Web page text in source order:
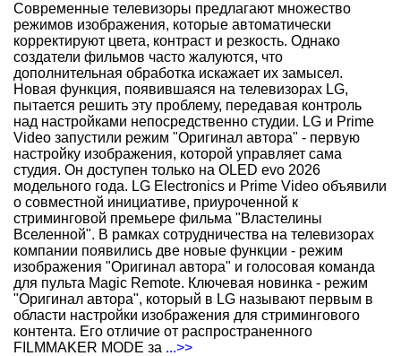
Современные телевизоры предлагают множество
режимов изображения, которые автоматически
корректируют цвета, контраст и резкость. Однако
создатели фильмов часто жалуются, что
дополнительная обработка искажает их замысел.
Новая функция, появившаяся на телевизорах LG,
пытается решить эту проблему, передавая контроль
над настройками непосредственно студии. LG и Prime
Video запустили режим "Оригинал автора" - первую
настройку изображения, которой управляет сама
студия. Он доступен только на OLED evo 2026
модельного года. LG Electronics и Prime Video объявили
о совместной инициативе, приуроченной к
стриминговой премьере фильма "Властелины
Вселенной". В рамках сотрудничества на телевизорах
компании появились две новые функции - режим
изображения "Оригинал автора" и голосовая команда
для пульта Magic Remote. Ключевая новинка - режим
"Оригинал автора", который в LG называют первым в
области настройки изображения для стримингового
контента. Его отличие от распространенного
FILMMAKER MODE за ...>>